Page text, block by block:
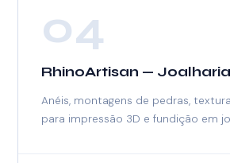
04
RhinoArtisan — Joalharia
Anéis, montagens de pedras,
para impressão 3D e fundição em